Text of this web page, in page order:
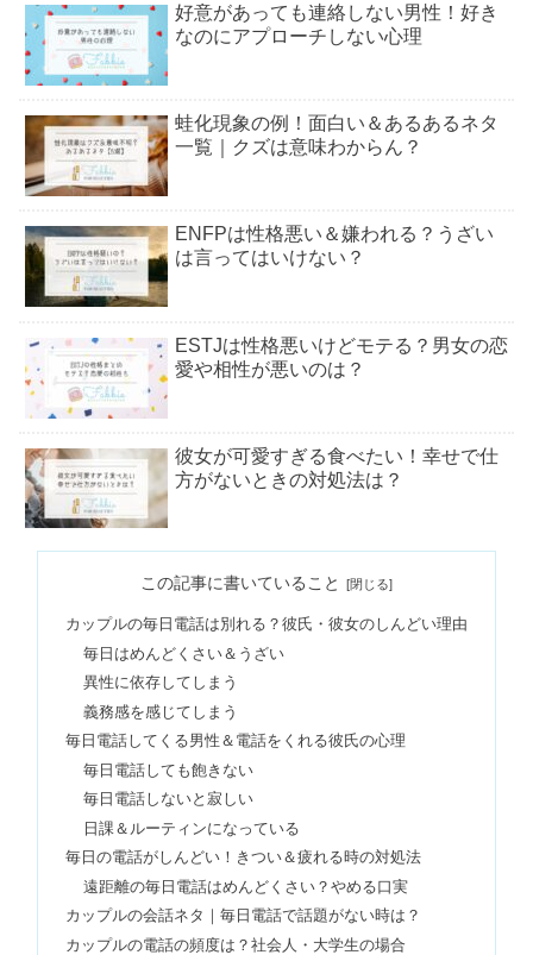
好意があっても連絡しない男性！好き
なのにアプローチしない心理
蛙化現象の例！面白い＆あるあるネタ
一覧｜クズは意味わからん？
ENFPは性格悪い＆嫌われる？うざい
は言ってはいけない？
ESTJは性格悪いけどモテる？男女の恋
愛や相性が悪いのは？
彼女が可愛すぎる食べたい！幸せで仕
方がないときの対処法は？
ちる人や本命への態度
ツインレイと出会ったら最後！人生最
後の恋愛で離れられない？
一緒にいて眠くなる人は運命の人？彼
女に言われたらツインレイ？
ツインレイと繋がっている証拠＆二人
だけのサイン【不思議な感覚】
この記事に書いていること
カップルの毎日電話は別れる？彼氏・彼女のしんどい理由
毎日はめんどくさい＆うざい
異性に依存してしまう
義務感を感じてしまう
毎日電話してくる男性＆電話をくれる彼氏の心理
毎日電話しても飽きない
毎日電話しないと寂しい
日課＆ルーティンになっている
毎日の電話がしんどい！きつい＆疲れる時の対処法
遠距離の毎日電話はめんどくさい？やめる口実
カップルの会話ネタ｜毎日電話で話題がない時は？
カップルの電話の頻度は？社会人・大学生の場合